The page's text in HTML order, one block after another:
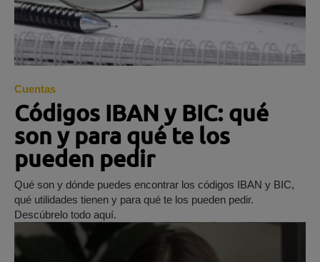
Cuentas
Códigos IBAN y BIC: qué
son y para qué te los
pueden pedir
Qué son y dónde puedes encontrar los códigos IBAN y BIC,
qué utilidades tienen y para qué te los pueden pedir.
Descúbrelo todo aquí.